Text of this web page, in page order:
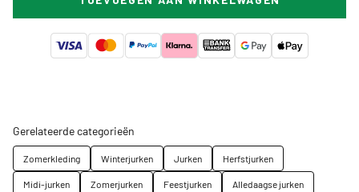
Gerelateerde categorieën
Zomerkleding Winterjurken Jurken
Herfstjurken
Midi-jurken
Zomerjurken Feestjurken Alledaagse jurken